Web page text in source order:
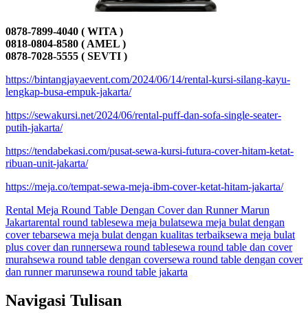
0878-7899-4040 ( WITA )
0818-0804-8580 ( AMEL )
0878-7028-5555 ( SEVTI )
https://bintangjayaevent.com/2024/06/14/rental-kursi-silang-kayu-
lengkap-busa-empuk-jakarta/
https://sewakursi.net/2024/06/rental-puff-dan-sofa-single-seater-
putih-jakarta/
https://tendabekasi.com/pusat-sewa-kursi-futura-cover-hitam-ketat-
ribuan-unit-jakarta/
https://meja.co/tempat-sewa-meja-ibm-cover-ketat-hitam-jakarta/
Rental Meja Round Table Dengan Cover dan Runner Marun
Jakartarental round tablesewa meja bulatsewa meja bulat dengan
cover tebarsewa meja bulat dengan kualitas terbaiksewa meja bulat
plus cover dan runnersewa round tablesewa round table dan cover
murahsewa round table dengan coversewa round table dengan cover
dan runner marunsewa round table jakarta
Navigasi Tulisan